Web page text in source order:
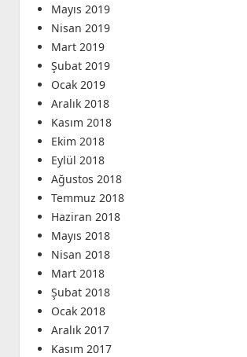
Mayıs 2019
Nisan 2019
Mart 2019
Şubat 2019
Ocak 2019
Aralık 2018
Kasım 2018
Ekim 2018
Eylül 2018
Ağustos 2018
Temmuz 2018
Haziran 2018
Mayıs 2018
Nisan 2018
Mart 2018
Şubat 2018
Ocak 2018
Aralık 2017
Kasım 2017